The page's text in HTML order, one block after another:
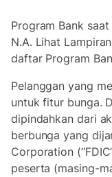
Program Bank
N.A. Lihat
daftar Program
Pelanggan yang
untuk fitur bunga.
dipindahkan dari
berbunga yang
Corporation
peserta (masing-